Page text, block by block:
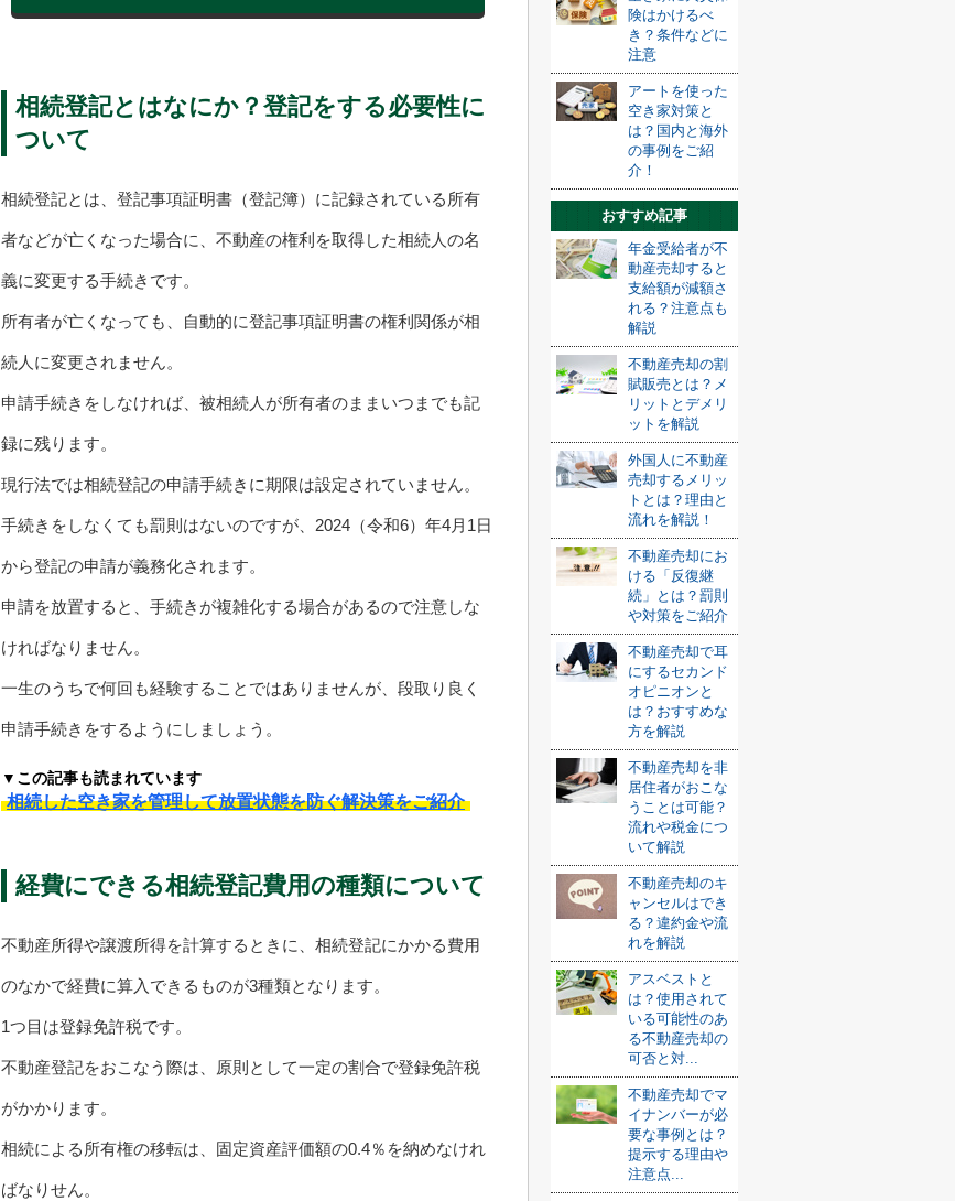
相続登記とはなにか？登記をする必要性に
ついて
相続登記とは、登記事項証明書（登記簿）に記録されている所有
者などが亡くなった場合に、不動産の権利を取得した相続人の名
義に変更する手続きです。
所有者が亡くなっても、自動的に登記事項証明書の権利関係が相
続人に変更されません。
申請手続きをしなければ、被相続人が所有者のままいつまでも記
録に残ります。
現行法では相続登記の申請手続きに期限は設定されていません。
手続きをしなくても罰則はないのですが、2024（令和6）年4月1日
から登記の申請が義務化されます。
申請を放置すると、手続きが複雑化する場合があるので注意しな
ければなりません。
一生のうちで何回も経験することではありませんが、段取り良く
申請手続きをするようにしましょう。
▼この記事も読まれています
相続した空き家を管理して放置状態を防ぐ解決策をご紹介
経費にできる相続登記費用の種類について
不動産所得や譲渡所得を計算するときに、相続登記にかかる費用
のなかで経費に算入できるものが3種類となります。
1つ目は登録免許税です。
不動産登記をおこなう際は、原則として一定の割合で登録免許税
がかかります。
相続による所有権の移転は、固定資産評価額の0.4％を納めなけれ
ばなりせん。
険はかけるべ
き？条件などに
注意
アートを使った
空き家対策と
は？国内と海外
の事例をご紹
介！
おすすめ記事
年金受給者が不
動産売却すると
支給額が減額さ
れる？注意点も
解説
不動産売却の割
賦販売とは？メ
リットとデメリ
ットを解説
外国人に不動産
売却するメリッ
トとは？理由と
流れを解説！
不動産売却にお
ける「反復継
続」とは？罰則
や対策をご紹介
不動産売却で耳
にするセカンド
オピニオンと
は？おすすめな
方を解説
不動産売却を非
居住者がおこな
うことは可能？
流れや税金につ
いて解説
不動産売却のキ
ャンセルはでき
る？違約金や流
れを解説
アスベストと
は？使用されて
いる可能性のあ
る不動産売却の
可否と対...
不動産売却でマ
イナンバーが必
要な事例とは？
提示する理由や
注意点...